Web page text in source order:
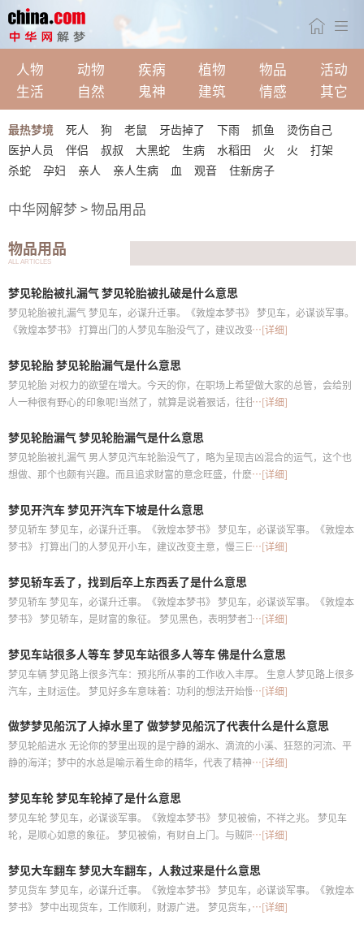
人物 动物 疾病 植物 物品
活动
生活
自然 鬼神 建筑 情感 其它
最热梦境 死人 狗 老鼠 牙齿掉了 下雨 抓鱼
烫伤自己
医护人员
伴侣 叔叔 大黑蛇 生病 水稻田 火 火
打架
杀蛇
孕妇 亲人 亲人生病 血 观音
住新房子
下象棋赢了
又大又多
中华网解梦 > 物品用品
物品用品
ALL ARTICLES
梦见轮胎被扎漏气 梦见轮胎被扎破是什么意思
梦见轮胎被扎漏气 梦见车，必谋升迁事。《敦煌本梦书》 梦见车，必谋谈军事。
《敦煌本梦书》 打算出门的人梦见车胎没气了，建议改变行程为佳。 准备考试的
…[详细]
梦见轮胎 梦见轮胎漏气是什么意思
梦见轮胎 对权力的欲望在增大。今天的你，在职场上希望做大家的总管，会给别
人一种很有野心的印象呢!当然了，就算是说着狠话，往往最后任务最重的还是是
…[详细]
梦见轮胎漏气 梦见轮胎漏气是什么意思
梦见轮胎被扎漏气 男人梦见汽车轮胎没气了，略为呈现吉凶混合的运气，这个也
想做、那个也颇有兴趣。而且追求财富的意念旺盛，什麽事都想碰一点、玩玩
的可能性不大啦
…[详细]
梦见开汽车 梦见开汽车下坡是什么意思
梦见轿车 梦见车，必谋升迁事。《敦煌本梦书》 梦见车，必谋谈军事。《敦煌本
梦书》 打算出门的人梦见开小车，建议改变主意，慢三日再出行。 准备考试的人
…[详细]
梦见轿车丢了，找到后卒上东西丢了是什么意思
梦见轿车 梦见车，必谋升迁事。《敦煌本梦书》 梦见车，必谋谈军事。《敦煌本
梦书》 梦见轿车，是财富的象征。 梦见黑色，表明梦者工作和情感会不顺。 梦
易得到
…[详细]
梦见车站很多人等车 梦见车站很多人等车 佛是什么意思
梦见车辆 梦见路上很多汽车：预兆所从事的工作收入丰厚。 生意人梦见路上很多
汽车，主财运佳。 梦见好多车意味着：功利的想法开始慢慢变淡。疲惫的情绪会
素拖延的状况
…[详细]
做梦梦见船沉了人掉水里了 做梦梦见船沉了代表什么是什么意思
梦见轮船进水 无论你的梦里出现的是宁静的湖水、滴流的小溪、狂怒的河流、平
静的海洋；梦中的水总是喻示着生命的精华，代表了精神的洗礼和重生
…[详细]
梦见车轮 梦见车轮掉了是什么意思
梦见车轮 梦见车，必谋谈军事。《敦煌本梦书》 梦见被偷，不祥之兆。 梦见车
轮，是顺心如意的象征。 梦见被偷，有财自上门。与贼同行大吉利。 盗窃是财产
生男，慎防胎死腹中
…[详细]
梦见大车翻车 梦见大车翻车，人救过来是什么意思
梦见货车 梦见车，必谋升迁事。《敦煌本梦书》 梦见车，必谋谈军事。《敦煌本
梦书》 梦中出现货车，工作顺利，财源广进。 梦见货车，往往表示生意兴旺，事
…[详细]